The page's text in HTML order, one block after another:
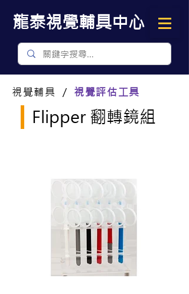
​龍泰視覺輔具中心
視覺輔具 ／ 視覺評估工具
Flipper 翻轉鏡組